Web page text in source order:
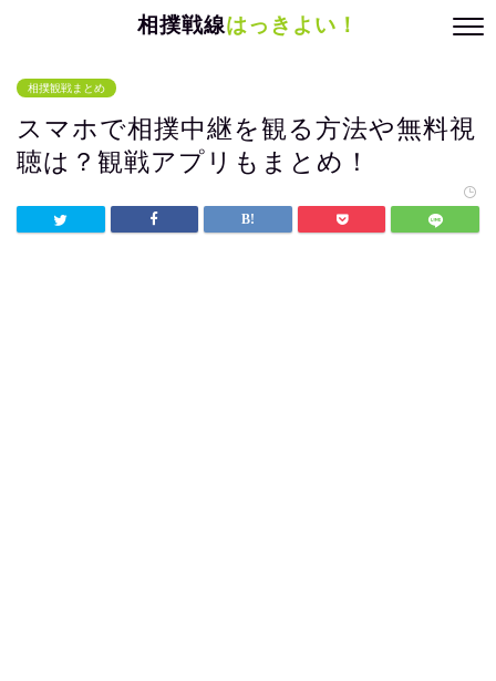
相撲戦線はっきよい！
相撲観戦まとめ
スマホで相撲中継を観る方法や無料視
聴は？観戦アプリもまとめ！